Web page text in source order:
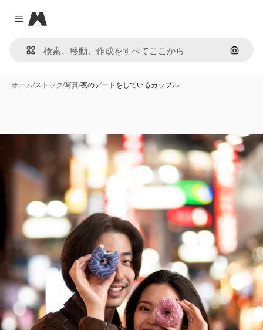
Close menu
Magnific
画像で
ホーム/ストック/写真/夜のデートをしているカップル